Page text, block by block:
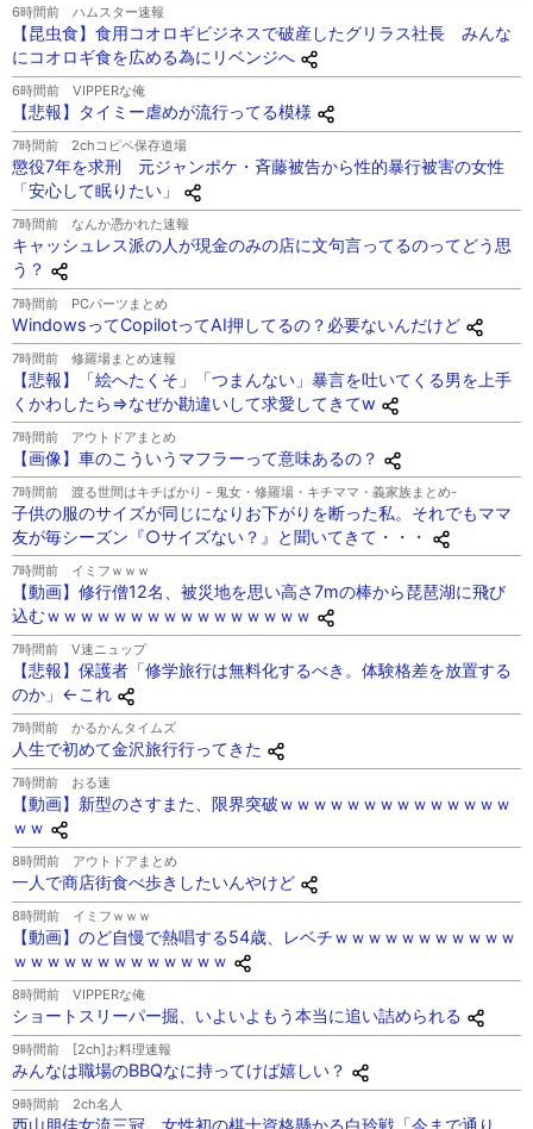
6時間前 ハムスター速報
【昆虫食】食用コオロギビジネスで破産したグリラス社長 みんな
にコオロギ食を広める為にリベンジへ
6時間前 VIPPERな俺
【悲報】タイミー虐めが流行ってる模様
7時間前 2chコピペ保存道場
懲役7年を求刑 元ジャンポケ・斉藤被告から性的暴行被害の女性
「安心して眠りたい」
7時間前 なんか憑かれた速報
キャッシュレス派の人が現金のみの店に文句言ってるのってどう思
う？
7時間前 PCパーツまとめ
WindowsってCopilotってAI押してるの？必要ないんだけど
7時間前 修羅場まとめ速報
【悲報】「絵へたくそ」「つまんない」暴言を吐いてくる男を上手
くかわしたら⇒なぜか勘違いして求愛してきてw
7時間前 アウトドアまとめ
【画像】車のこういうマフラーって意味あるの？
7時間前 渡る世間はキチばかり - 鬼女・修羅場・キチママ・義家族まとめ-
子供の服のサイズが同じになりお下がりを断った私。それでもママ
友が毎シーズン『○サイズない？』と聞いてきて・・・
7時間前 イミフｗｗｗ
【動画】修行僧12名、被災地を思い高さ7mの棒から琵琶湖に飛び
込むｗｗｗｗｗｗｗｗｗｗｗｗｗｗｗｗ
7時間前 V速ニュップ
【悲報】保護者「修学旅行は無料化するべき。体験格差を放置する
のか」←これ
7時間前 かるかんタイムズ
人生で初めて金沢旅行行ってきた
7時間前 おる速
【動画】新型のさすまた、限界突破ｗｗｗｗｗｗｗｗｗｗｗｗｗｗ
ｗｗ
8時間前 アウトドアまとめ
一人で商店街食べ歩きしたいんやけど
8時間前 イミフｗｗｗ
【動画】のど自慢で熱唱する54歳、レベチｗｗｗｗｗｗｗｗｗｗｗ
ｗｗｗｗｗｗｗｗｗｗｗｗｗ
8時間前 VIPPERな俺
ショートスリーパー掘、いよいよもう本当に追い詰められる
9時間前 [2ch]お料理速報
みんなは職場のBBQなに持ってけば嬉しい？
9時間前 2ch名人